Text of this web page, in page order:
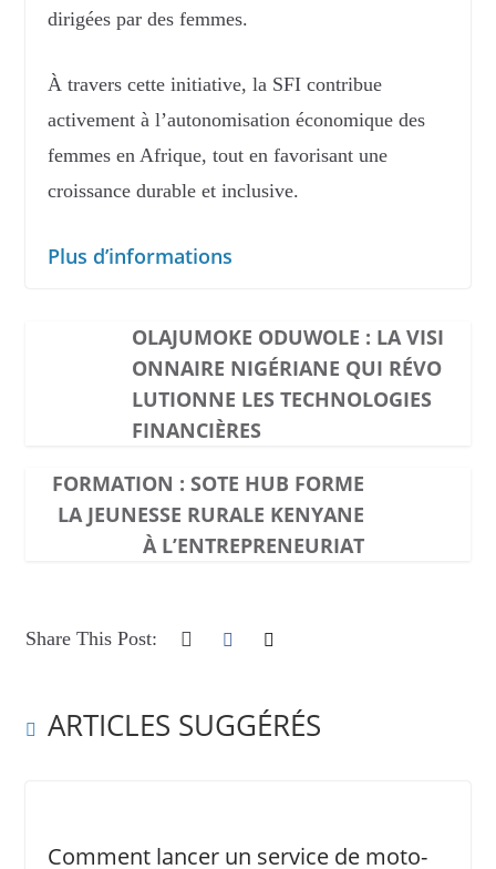
dirigées par des femmes.
À travers cette initiative, la SFI contribue
activement à l’autonomisation économique des
femmes en Afrique, tout en favorisant une
croissance durable et inclusive.
Plus d’informations
OLAJUMOKE ODUWOLE : LA VISI
ONNAIRE NIGÉRIANE QUI RÉVO
LUTIONNE LES TECHNOLOGIES
FINANCIÈRES
FORMATION : SOTE HUB FORME
LA JEUNESSE RURALE KENYANE
À L’ENTREPRENEURIAT
Share This Post:
ARTICLES SUGGÉRÉS
Comment lancer un service de moto-